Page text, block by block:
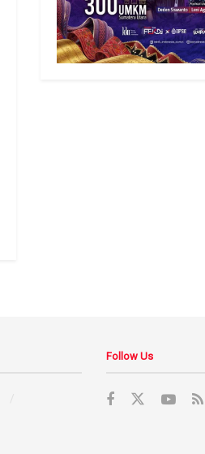
Follow Us